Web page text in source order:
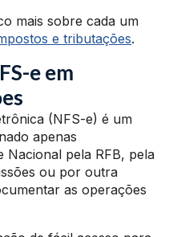
mais sobre cada um
e tributações.
e em
(NFS-e) é um
apenas
Nacional pela RFB, pela
ou por outra
as operações